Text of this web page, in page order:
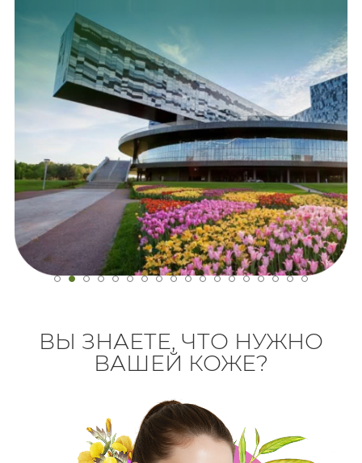
ВЫ ЗНАЕТЕ, ЧТО НУЖНО
ВАШЕЙ КОЖЕ?